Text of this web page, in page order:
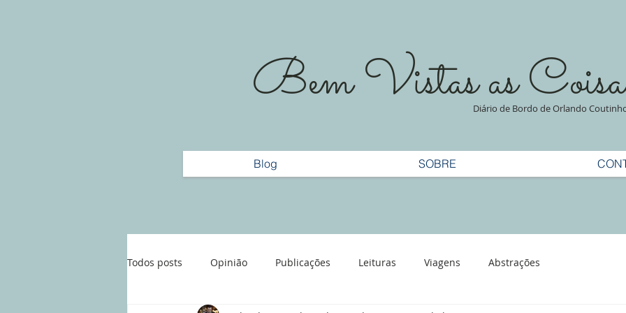
Bem Vistas asDiário de Bordo de Orlando
Blog SOBRE
Todos posts Opinião Publicações Leituras Viagens Abstrações